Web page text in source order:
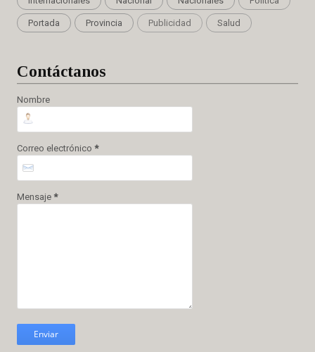
Portada Provincia Publicidad Salud
Contáctanos
Nombre
Correo electrónico *
Mensaje *